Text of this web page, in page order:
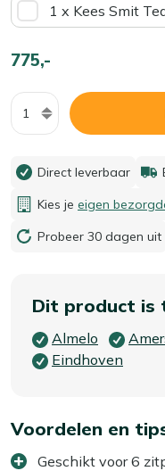
1 x Kees Smit
775,-
Aantal
Direct leverbaar
Kies je eigen
Probeer 30 dagen uit
Dit product is
Almelo
Eindhoven
Voordelen en
Geschikt voor 6